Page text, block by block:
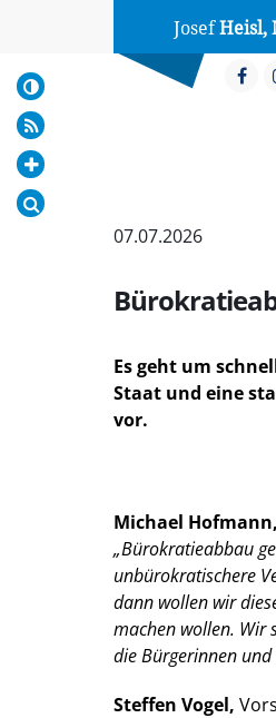
JosefHeisl,
07.07.2026
Es geht um
Staat und eine
vor.
Michael Hofmann,
Bürokratieabbau
unbürokratischere
dann wollen wir
machen wollen. Wir
die Bürgerinnen
Steffen Vogel,